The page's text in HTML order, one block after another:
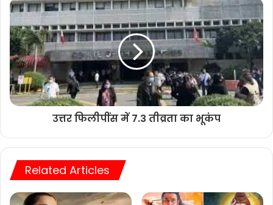
उत्तर फिलीपींस में 7.3 तीव्रता का भूकंप
Related Articles